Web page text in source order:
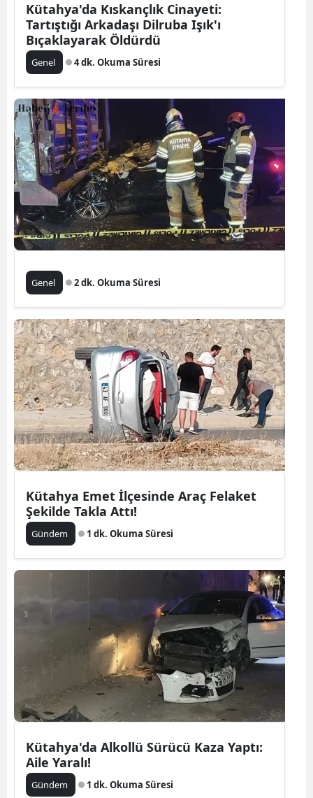
Kütahya'da Kıskançlık Cinayeti:
Tartıştığı Arkadaşı Dilruba Işık'ı
Bıçaklayarak Öldürdü
Genel 4 dk. Okuma Süresi
Genel 2 dk. Okuma Süresi
Kütahya Emet İlçesinde Araç Felaket
Şekilde Takla Attı!
Gündem 1 dk. Okuma Süresi
Kütahya'da Alkollü Sürücü Kaza Yaptı:
Aile Yaralı!
Gündem 1 dk. Okuma Süresi